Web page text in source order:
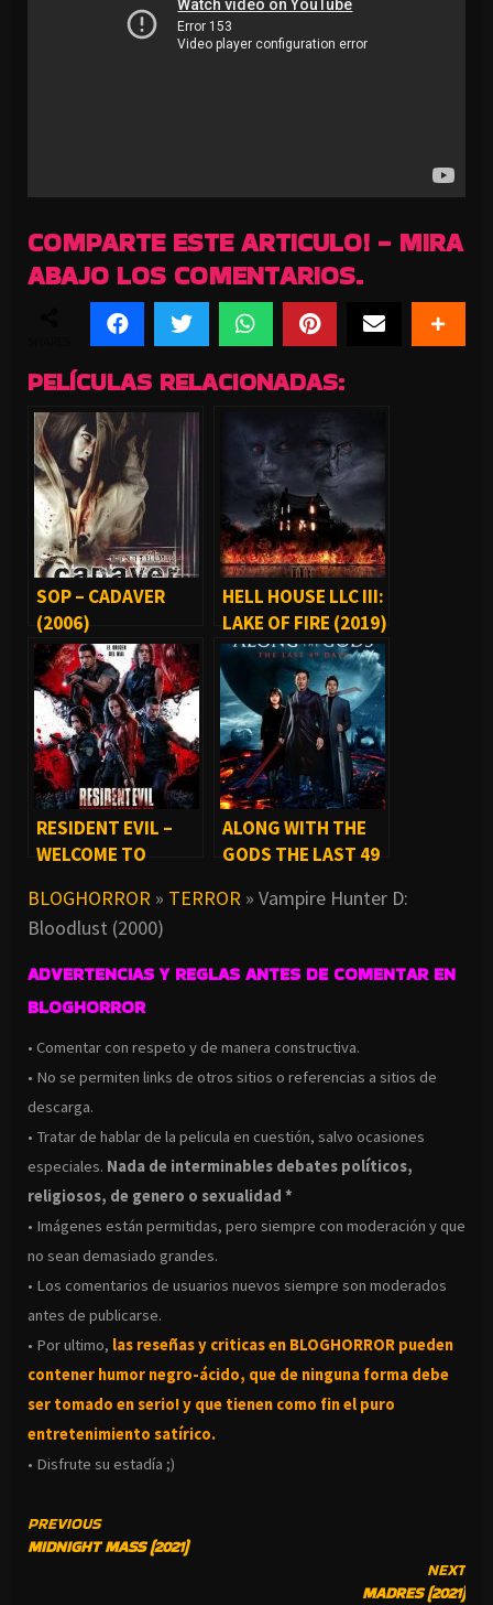
COMPARTE ESTE ARTICULO! - MIRA
ABAJO LOS COMENTARIOS.
PELÍCULAS RELACIONADAS:
SOP – CADAVER
(2006)
HELL HOUSE LLC III:
LAKE OF FIRE (2019)
RESIDENT EVIL –
WELCOME TO
(2021)
ALONG WITH THE
GODS THE LAST 49
BLOGHORROR » TERROR » Vampire Hunter D:
Bloodlust (2000)
ADVERTENCIAS Y REGLAS ANTES DE COMENTAR EN
BLOGHORROR
• Comentar con respeto y de manera constructiva.
• No se permiten links de otros sitios o referencias a sitios de
descarga.
• Tratar de hablar de la pelicula en cuestión, salvo ocasiones
especiales. Nada de interminables debates políticos,
religiosos, de genero o sexualidad *
• Imágenes están permitidas, pero siempre con moderación y que
no sean demasiado grandes.
• Los comentarios de usuarios nuevos siempre son moderados
antes de publicarse.
• Por ultimo, las reseñas y criticas en BLOGHORROR pueden
contener humor negro-ácido, que de ninguna forma debe
ser tomado en serio! y que tienen como fin el puro
entretenimiento satírico.
• Disfrute su estadía ;)
CONTINUE
READING
PREVIOUS
MIDNIGHT MASS (2021)
NEXT
MADRES (2021)